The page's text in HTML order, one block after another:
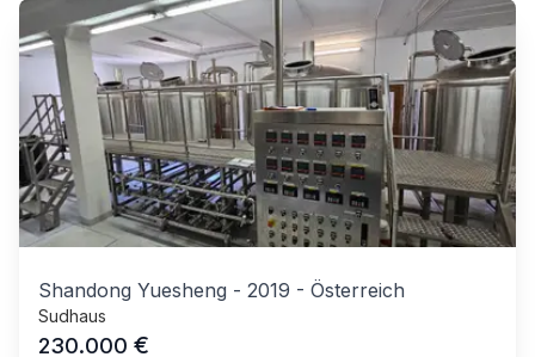
Shandong Yuesheng - 2019 - Österreich
Sudhaus
230.000 €